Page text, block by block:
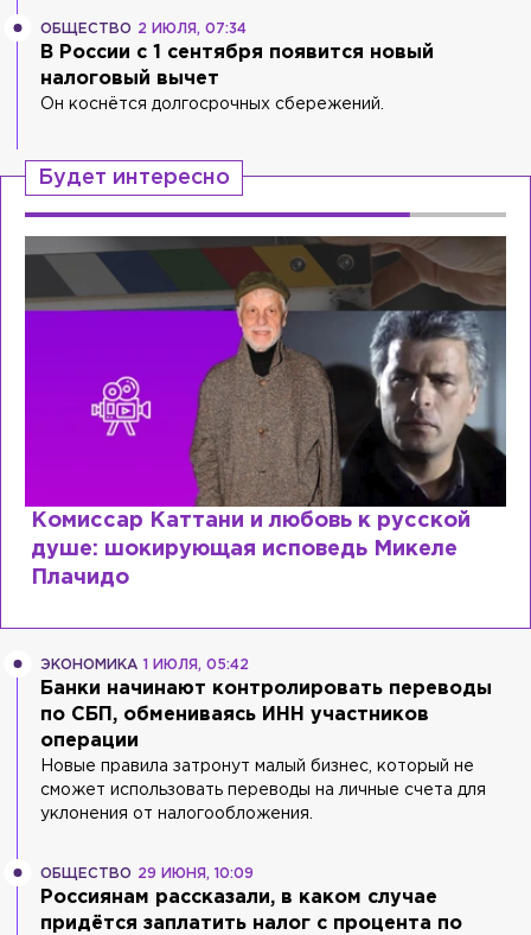
ОБЩЕСТВО 2 ИЮЛЯ, 07:34
В России с 1 сентября появится новый
налоговый вычет
Он коснётся долгосрочных сбережений.
Будет интересно
Комиссар Каттани и любовь к русской
душе: шокирующая исповедь Микеле
Плачидо
ЭКОНОМИКА 1 ИЮЛЯ, 05:42
Банки начинают контролировать переводы
по СБП, обмениваясь ИНН участников
операции
Новые правила затронут малый бизнес, который не
сможет использовать переводы на личные счета для
уклонения от налогообложения.
ОБЩЕСТВО 29 ИЮНЯ, 10:09
Россиянам рассказали, в каком случае
придётся заплатить налог с процента по